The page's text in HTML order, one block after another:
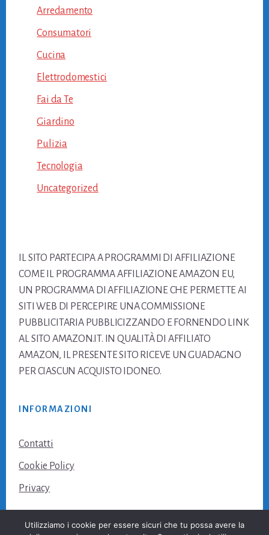
Arredamento
Consumatori
Cucina
Elettrodomestici
Fai da Te
Giardino
Pulizia
Tecnologia
Uncategorized
IL SITO PARTECIPA A PROGRAMMI DI AFFILIAZIONE
COME IL PROGRAMMA AFFILIAZIONE AMAZON EU,
UN PROGRAMMA DI AFFILIAZIONE CHE PERMETTE AI
SITI WEB DI PERCEPIRE UNA COMMISSIONE
PUBBLICITARIA PUBBLICIZZANDO E FORNENDO LINK
AL SITO AMAZON.IT. IN QUALITÀ DI AFFILIATO
AMAZON, IL PRESENTE SITO RICEVE UN GUADAGNO
PER CIASCUN ACQUISTO IDONEO.
INFORMAZIONI
Contatti
Cookie Policy
Privacy
Utilizziamo i cookie per essere sicuri che tu possa avere la